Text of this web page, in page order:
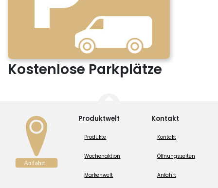
Kostenlose Parkplätze
Produktwelt
Produkte
Wochenaktion
Markenwelt
Kontakt
Kontakt
Öffnungszeiten
Anfahrt